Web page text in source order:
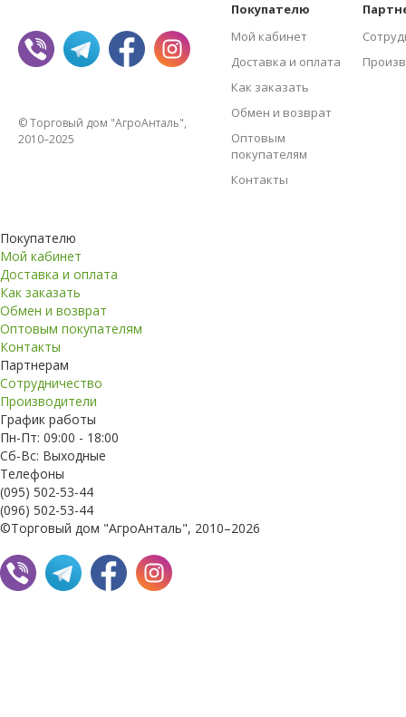
© Торговый дом "АгроАнталь",
2010–2025
Покупателю
Мой кабинет
Доставка и оплата
Как заказать
Обмен и возврат
Оптовым
покупателям
Контакты
Покупателю
Мой кабинет
Доставка и оплата
Как заказать
Обмен и возврат
Оптовым покупателям
Контакты
Партнерам
Сотрудничество
Производители
График работы
Пн-Пт: 09:00 - 18:00
Сб-Вс: Выходные
Телефоны
(095) 502-53-44
(096) 502-53-44
©Торговый дом "АгроАнталь", 2010–2026